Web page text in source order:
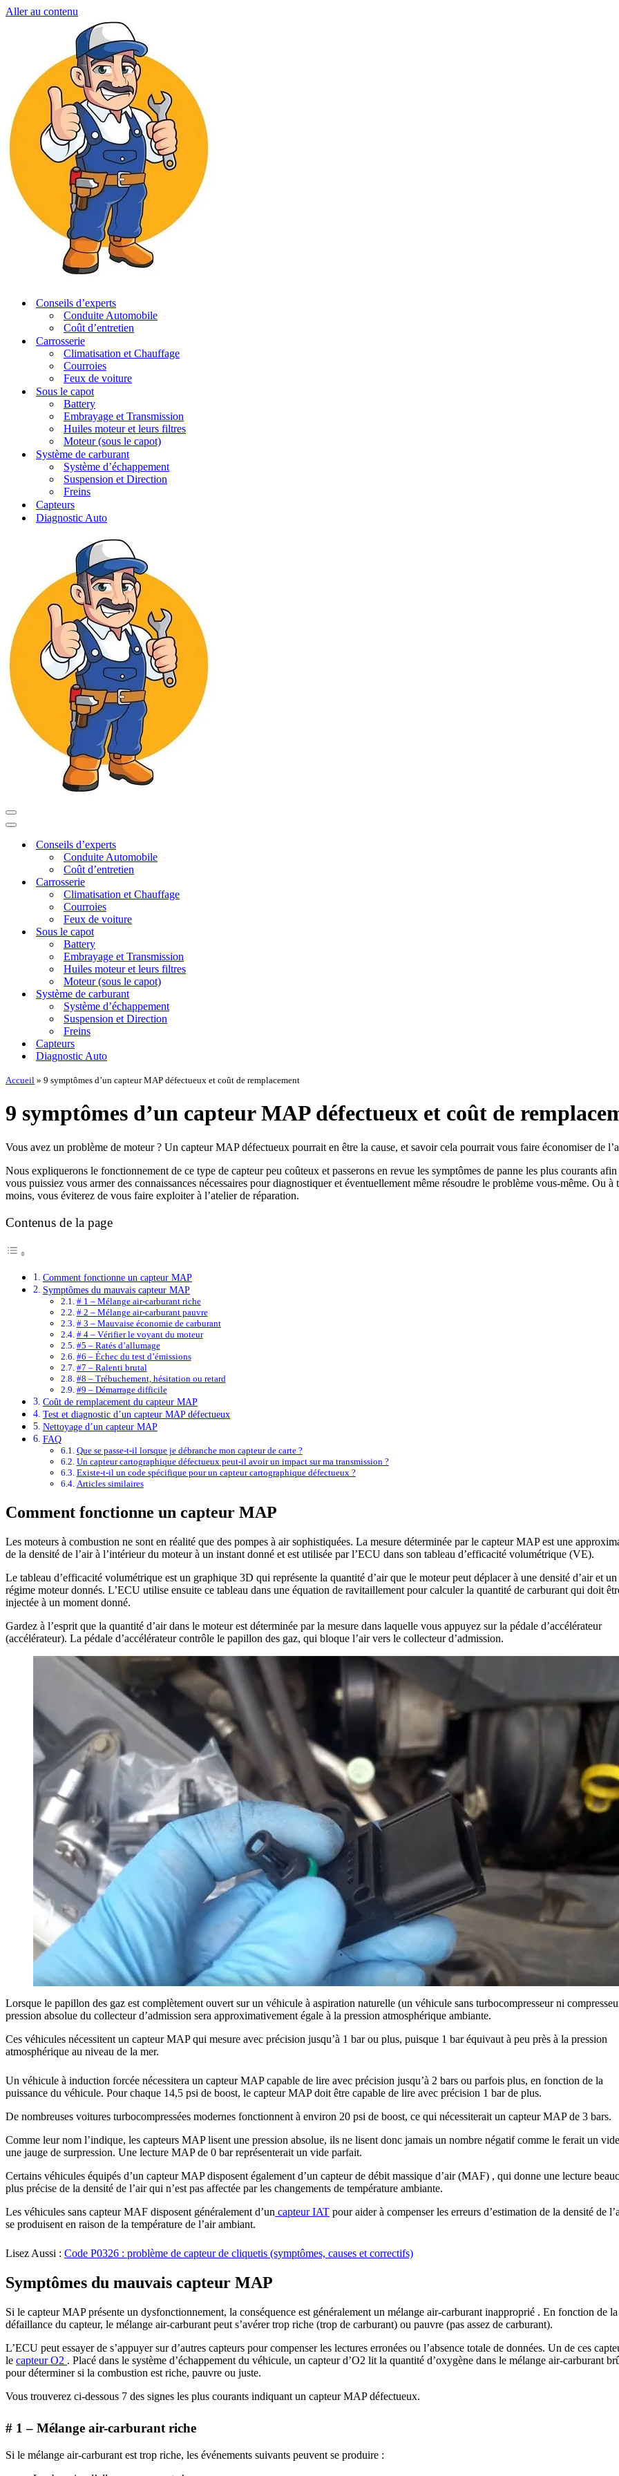
Aller au contenu
Conseils d’experts
Conduite Automobile
Coût d’entretien
Carrosserie
Climatisation et Chauffage
Courroies
Feux de voiture
Sous le capot
Battery
Embrayage et Transmission
Huiles moteur et leurs filtres
Moteur (sous le capot)
Système de carburant
Système d’échappement
Suspension et Direction
Freins
Capteurs
Diagnostic Auto
Menu
de
Menu
navigationConseils d’experts
Conduite Automobile
Coût d’entretien
Carrosserie
Climatisation et Chauffage
Courroies
Feux de voiture
Sous le capot
Battery
Embrayage et Transmission
Huiles moteur et leurs filtres
Moteur (sous le capot)
Système de carburant
Système d’échappement
Suspension et Direction
Freins
Capteurs
Diagnostic Auto
Accueil » 9 symptômes d’un capteur MAP défectueux et coût de remplacement
9 symptômes d’un capteur MAP défectueux et coût de
Vous avez un problème de moteur ? Un capteur MAP défectueux pourrait en être la cause, et savoir cela pourrait vous faire économiser de
Nous expliquerons le fonctionnement de ce type de capteur peu coûteux et passerons en revue les symptômes de panne les plus courants afin
vous puissiez vous armer des connaissances nécessaires pour diagnostiquer et éventuellement même résoudre le problème vous-même. Ou à
moins, vous éviterez de vous faire exploiter à l’atelier de réparation.
Contenus de la page
Comment fonctionne un capteur MAP
Symptômes du mauvais capteur MAP
# 1 – Mélange air-carburant riche
# 2 – Mélange air-carburant pauvre
# 3 – Mauvaise économie de carburant
# 4 – Vérifier le voyant du moteur
#5 – Ratés d’allumage
#6 – Échec du test d’émissions
#7 – Ralenti brutal
#8 – Trébuchement, hésitation ou retard
#9 – Démarrage difficile
Coût de remplacement du capteur MAP
Test et diagnostic d’un capteur MAP défectueux
Nettoyage d’un capteur MAP
FAQ
Que se passe-t-il lorsque je débranche mon capteur de carte ?
Un capteur cartographique défectueux peut-il avoir un impact sur ma transmission ?
Existe-t-il un code spécifique pour un capteur cartographique défectueux ?
Articles similaires
Comment fonctionne un capteur MAP
Les moteurs à combustion ne sont en réalité que des pompes à air sophistiquées. La mesure déterminée par le capteur MAP est une
de la densité de l’air à l’intérieur du moteur à un instant donné et est utilisée par l’ECU dans son tableau d’efficacité volumétrique (VE).
Le tableau d’efficacité volumétrique est un graphique 3D qui représente la quantité d’air que le moteur peut déplacer à une densité d’air et un
régime moteur donnés. L’ECU utilise ensuite ce tableau dans une équation de ravitaillement pour calculer la quantité de carburant qui doit
injectée à un moment donné.
Gardez à l’esprit que la quantité d’air dans le moteur est déterminée par la mesure dans laquelle vous appuyez sur la pédale d’accélérateur
(accélérateur). La pédale d’accélérateur contrôle le papillon des gaz, qui bloque l’air vers le collecteur d’admission.
Lorsque le papillon des gaz est complètement ouvert sur un véhicule à aspiration naturelle (un véhicule sans turbocompresseur ni
pression absolue du collecteur d’admission sera approximativement égale à la pression atmosphérique ambiante.
Ces véhicules nécessitent un capteur MAP qui mesure avec précision jusqu’à 1 bar ou plus, puisque 1 bar équivaut à peu près à la pression
atmosphérique au niveau de la mer.
Un véhicule à induction forcée nécessitera un capteur MAP capable de lire avec précision jusqu’à 2 bars ou parfois plus, en fonction de la
puissance du véhicule. Pour chaque 14,5 psi de boost, le capteur MAP doit être capable de lire avec précision 1 bar de plus.
De nombreuses voitures turbocompressées modernes fonctionnent à environ 20 psi de boost, ce qui nécessiterait un capteur MAP de 3 bars.
Comme leur nom l’indique, les capteurs MAP lisent une pression absolue, ils ne lisent donc jamais un nombre négatif comme le ferait un
une jauge de surpression. Une lecture MAP de 0 bar représenterait un vide parfait.
Certains véhicules équipés d’un capteur MAP disposent également d’un capteur de débit massique d’air (MAF) , qui donne une lecture
plus précise de la densité de l’air qui n’est pas affectée par les changements de température ambiante.
Les véhicules sans capteur MAF disposent généralement d’un capteur IAT pour aider à compenser les erreurs d’estimation de la densité de
se produisent en raison de la température de l’air ambiant.
Lisez Aussi : Code P0326 : problème de capteur de cliquetis (symptômes, causes et correctifs)
Symptômes du mauvais capteur MAP
Si le capteur MAP présente un dysfonctionnement, la conséquence est généralement un mélange air-carburant inapproprié . En fonction de la
défaillance du capteur, le mélange air-carburant peut s’avérer trop riche (trop de carburant) ou pauvre (pas assez de carburant).
L’ECU peut essayer de s’appuyer sur d’autres capteurs pour compenser les lectures erronées ou l’absence totale de données. Un de ces
le capteur O2 . Placé dans le système d’échappement du véhicule, un capteur d’O2 lit la quantité d’oxygène dans le mélange air-carburant
pour déterminer si la combustion est riche, pauvre ou juste.
Vous trouverez ci-dessous 7 des signes les plus courants indiquant un capteur MAP défectueux.
# 1 – Mélange air-carburant riche
Si le mélange air-carburant est trop riche, les événements suivants peuvent se produire :